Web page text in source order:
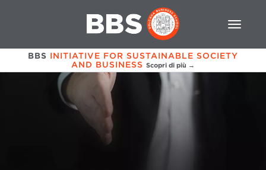
BBS INITIATIVE FOR SUSTAINABLE SOCIETY
AND BUSINESS Scopri di più →